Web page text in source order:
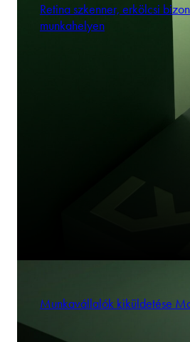
Retina szkenner, erkölcsi
munkahelyen
Munkavállalók kiküldetése